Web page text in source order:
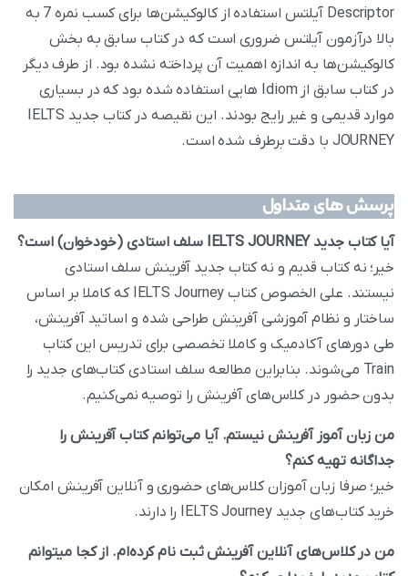
Descriptor آیلتس استفاده از کالوکیشن‌ها برای کسب نمره 7 به
بالا درآزمون آیلتس ضروری است که در کتاب سابق به بخش
کالوکیشن‌ها به اندازه اهمیت آن پرداخته نشده بود. از طرف دیگر
در کتاب سابق از Idiom هایی استفاده شده بود که در بسیاری
موارد قدیمی و غیر رایج بودند. این نقیصه در کتاب جدید IELTS
JOURNEY با دقت برطرف شده است.
پرسش های متداول
آیا کتاب جدید IELTS JOURNEY سلف استادی (خودخوان) است؟
خیر؛ نه کتاب قدیم و نه کتاب جدید آفرینش سلف استادی
نیستند. علی الخصوص کتاب IELTS Journey که کاملا بر اساس
ساختار و نظام آموزشی آفرینش طراحی شده و اساتید آفرینش،
طی دور‌های آکادمیک و کاملا تخصصی برای تدریس این کتاب
Train می‌شوند. بنابراین مطالعه سلف استادی کتاب‌های جدید را
بدون حضور در کلاس‌های آفرینش را توصیه نمی‌کنیم.
من زبان آموز آفرینش نیستم. آیا می‌توانم کتاب آفرینش را
جداگانه تهیه کنم؟
خیر؛ صرفا زبان آموزان کلاس‌های حضوری و آنلاین آفرینش امکان
خرید کتاب‌های جدید IELTS Journey را دارند.
من در کلاس‌های آنلاین آفرینش ثبت نام کرد‌ه‌ام. از کجا میتوانم